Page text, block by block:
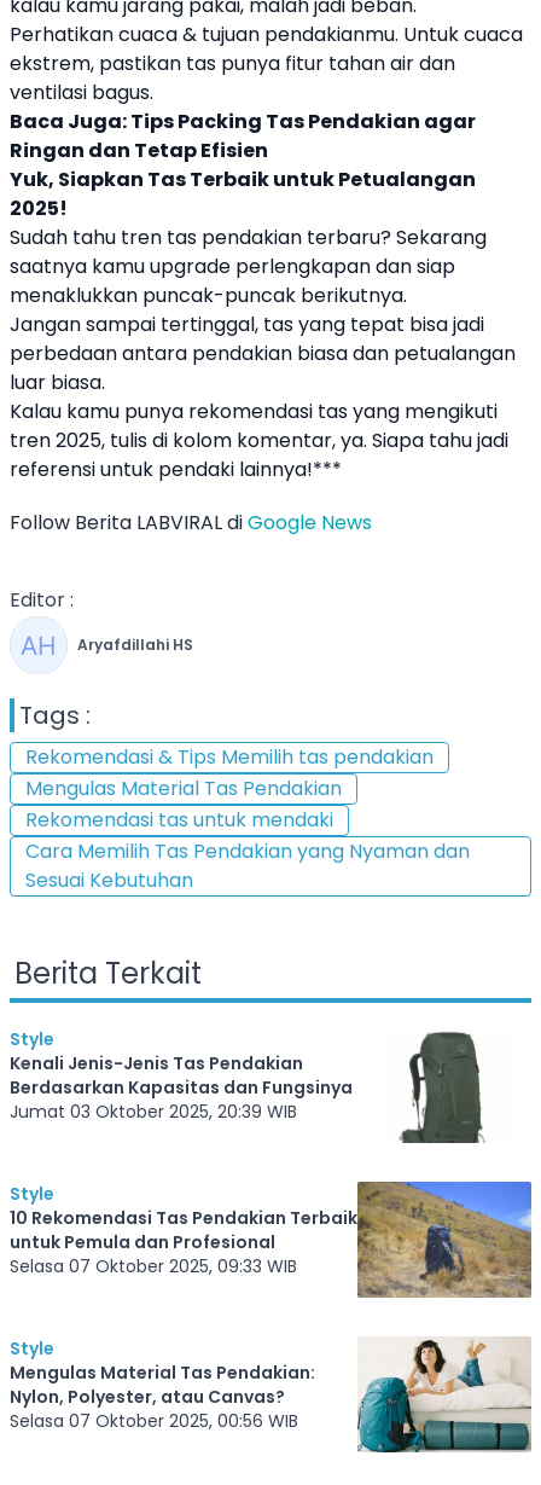
kalau kamu jarang pakai, malah jadi beban.
Perhatikan cuaca & tujuan pendakianmu. Untuk cuaca
ekstrem, pastikan tas punya fitur tahan air dan
ventilasi bagus.
Baca Juga:Tips Packing Tas Pendakian agar
Ringan dan Tetap Efisien
Yuk, Siapkan Tas Terbaik untuk Petualangan
2025!
Sudah tahu tren tas pendakian terbaru? Sekarang
saatnya kamu upgrade perlengkapan dan siap
menaklukkan puncak-puncak berikutnya.
Jangan sampai tertinggal, tas yang tepat bisa jadi
perbedaan antara pendakian biasa dan petualangan
luar biasa.
Kalau kamu punya rekomendasi tas yang mengikuti
tren 2025, tulis di kolom komentar, ya. Siapa tahu jadi
referensi untuk pendaki lainnya!***
Follow Berita LABVIRAL diGoogle News
Editor :
Aryafdillahi HS
Tags :
Rekomendasi & Tips Memilih tas pendakian
Mengulas Material Tas Pendakian
Rekomendasi tas untuk mendaki
Cara Memilih Tas Pendakian yang Nyaman dan
Sesuai Kebutuhan
Berita Terkait
Style
Kenali Jenis-Jenis Tas Pendakian
Berdasarkan Kapasitas dan Fungsinya
Jumat 03 Oktober 2025, 20:39 WIB
Style
10 Rekomendasi Tas Pendakian Terbaik
untuk Pemula dan Profesional
Selasa 07 Oktober 2025, 09:33 WIB
Style
Mengulas Material Tas Pendakian:
Nylon, Polyester, atau Canvas?
Selasa 07 Oktober 2025, 00:56 WIB